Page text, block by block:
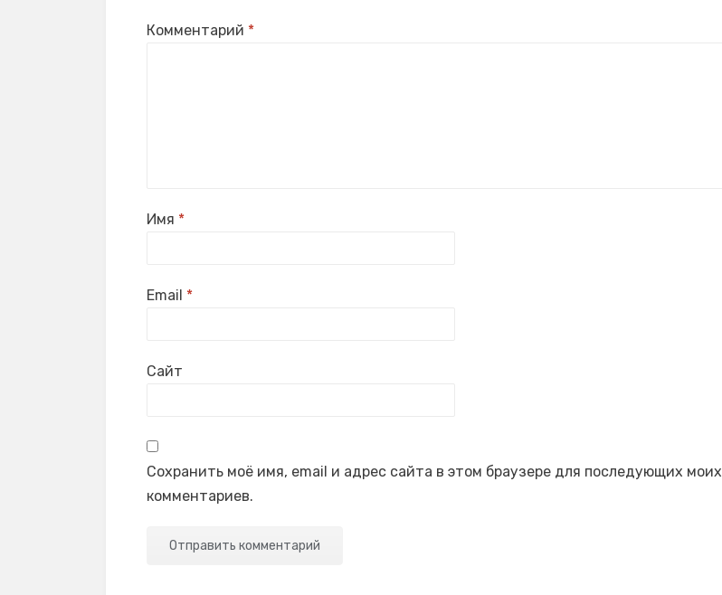
Комментарий *
Имя *
Email *
Сайт
Сохранить моё имя, email и адрес сайта в этом браузере для последующих моих
комментариев.